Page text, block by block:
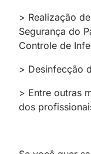
> Realização
Segurança do
Controle de
> Desinfecção
> Entre outras
dos